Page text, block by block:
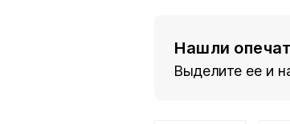
Нашли
Выделите ее и